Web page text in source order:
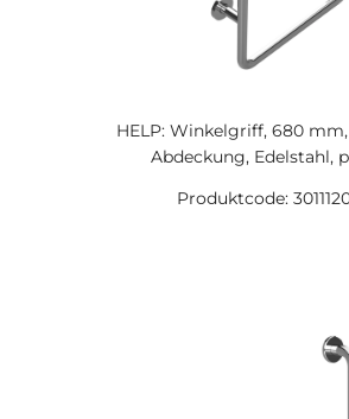
HELP: Winkelgriff, 680
Abdeckung, Edelstahl,
Produktcode: